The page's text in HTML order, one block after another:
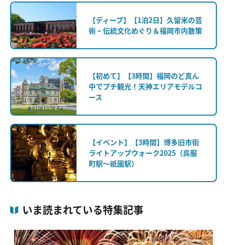
【ディープ】【1泊2日】久留米の芸
術・伝統文化めぐり＆福岡市内散策
【初めて】【3時間】福岡のど真ん
中でプチ観光！天神エリアモデルコ
ース
【イベント】【3時間】博多旧市街
ライトアップウォーク2025（呉服
町駅～祇園駅）
いま読まれている特集記事